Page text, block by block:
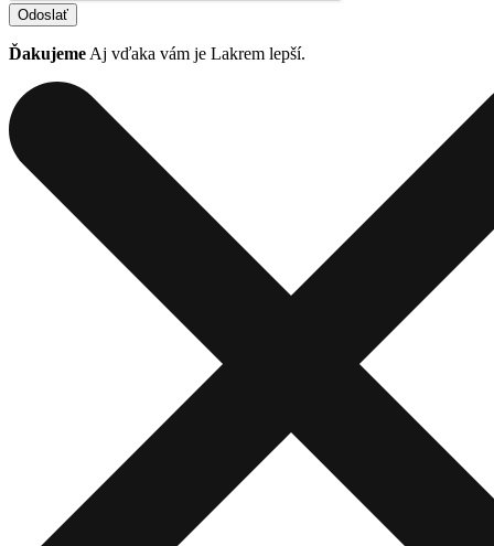
Odoslať
Ďakujeme Aj vďaka vám je Lakrem lepší.